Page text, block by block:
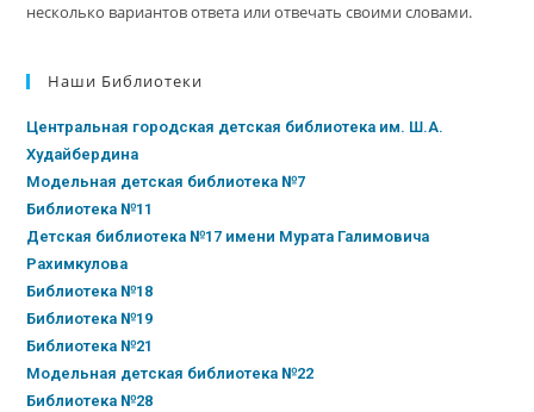
несколько вариантов ответа или отвечать своими словами.
Наши Библиотеки
Центральная городская детская библиотека им. Ш.А.
Худайбердина
Модельная детская библиотека №7
Библиотека №11
Детская библиотека №17 имени Мурата Галимовича
Рахимкулова
Библиотека №18
Библиотека №19
Библиотека №21
Модельная детская библиотека №22
Библиотека №28